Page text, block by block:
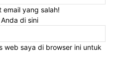
email yang salah!
di sini
web saya di browser ini untuk